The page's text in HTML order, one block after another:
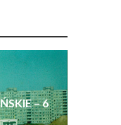
– 6